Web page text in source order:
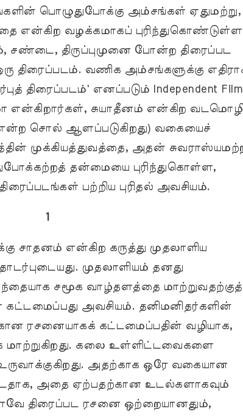
பொழுதுபோக்கு அம்சங்கள் ஏதுமற்று,
என்கிற வழக்கமாகப் புரிந்துகொண்டுள்ள
திருப்புமுனை போன்ற திரைப்பட
வணிக அம்சங்களுக்கு
திரைப்படம்' எனப்படும் Independent Film
என்கிறார்கள், சுயாதீனம் என்கிற
சொல் ஆளப்படுகிறது) வகையைச்
முக்கியத்துவத்தை, அதன்
தன்மையை புரிந்துகொள்ள,
பற்றிய புரிதல் அவசியம்.
1
சாதனம் என்கிற கருத்து முதலாளிய
முதலாளியம் தனது
சமூக வாழ்தளத்தை மாற்றுவதற்குத்
அவசியம். தனிமனிதர்களின்
ரசனையாகக் கட்டமைப்பதின் வழியாக,
கலை உள்ளிட்டவைகளை
அதற்காக ஒரே வகையான
அதை ஏற்பதற்கான உடல்களாகவும்
திரைப்பட ரசனை ஒற்றையானதும்,